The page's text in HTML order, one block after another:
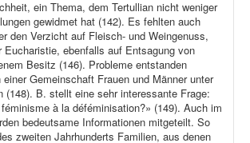
ein Thema, dem Tertullian nicht weniger
gewidmet hat (142). Es fehlten auch
den Verzicht auf Fleisch- und Weingenuss,
Eucharistie, ebenfalls auf Entsagung von
Besitz (146). Probleme entstanden
Gemeinschaft Frauen und Männer unter
(148). B. stellt eine sehr interessante Frage:
à la déféminisation?» (149). Auch im
bedeutsame Informationen mitgeteilt. So
zweiten Jahrhunderts Familien, aus denen